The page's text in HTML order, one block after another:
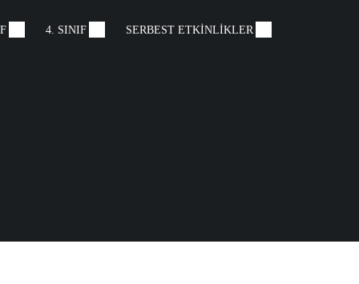
4. SINIF SERBEST ETKINLIKLER